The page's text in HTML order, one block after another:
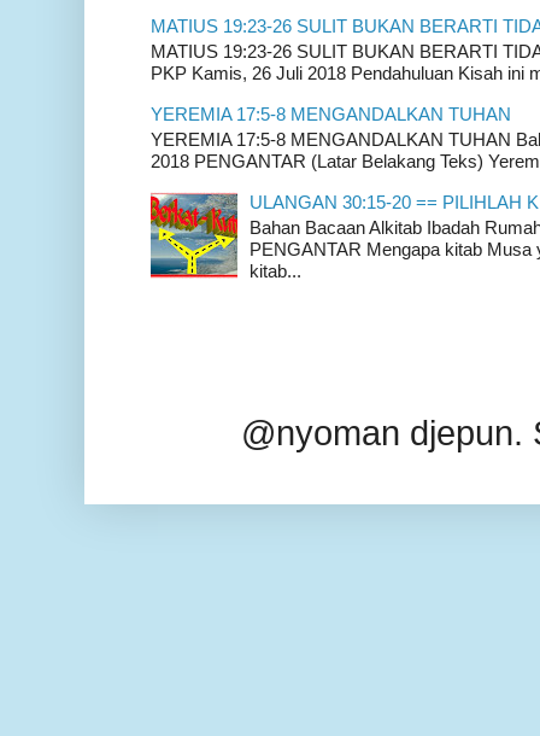
MATIUS 19:23-26 SULIT BUKAN BERARTI
MATIUS 19:23-26 SULIT BUKAN BERARTI
PKP Kamis, 26 Juli 2018 Pendahuluan Kisah ini
YEREMIA 17:5-8 MENGANDALKAN TUHAN
YEREMIA 17:5-8 MENGANDALKAN TUHAN
2018 PENGANTAR (Latar Belakang Teks)
ULANGAN 30:15-20 == PILIHLAH
Bahan Bacaan Alkitab Ibadah
PENGANTAR Mengapa kitab Musa
kitab...
@nyoman